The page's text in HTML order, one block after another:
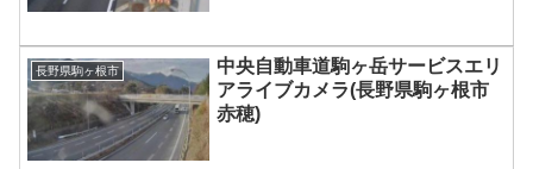
長野県駒ヶ根市
中央自動車道駒ヶ岳サービスエリ
アライブカメラ(長野県駒ヶ根市
赤穂)